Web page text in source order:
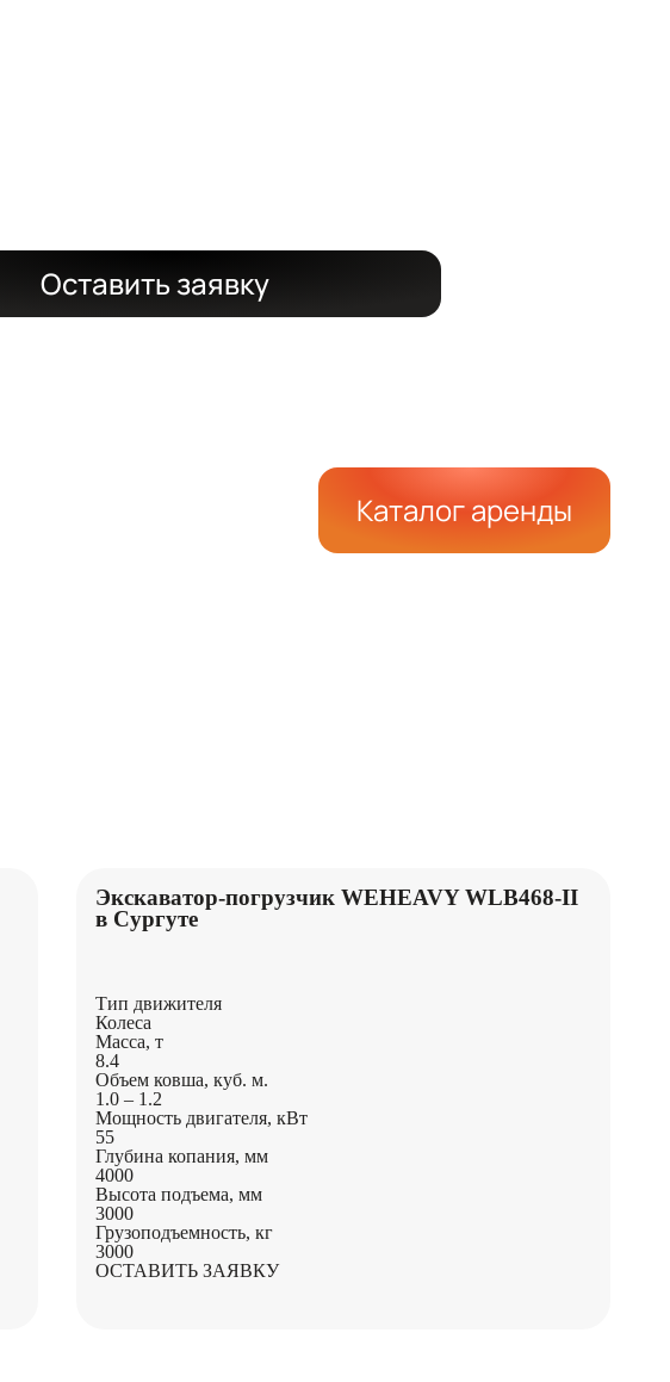
Оставить заявку
Каталог аренды
Экскаватор-погрузчик WEHEAVY WLB468-II
в Сургуте
Тип движителя
Колеса
Масса, т
8.4
Объем ковша, куб. м.
1.0 – 1.2
Мощность двигателя, кВт
55
Глубина копания, мм
4000
Высота подъема, мм
3000
Грузоподъемность, кг
3000
ОСТАВИТЬ ЗАЯВКУ